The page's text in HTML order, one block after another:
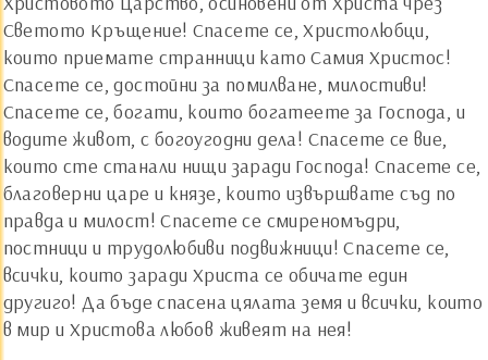
Светото Кръщение! Спасете се, Христолюбци,
които приемате странници като Самия Христос!
Спасете се, достойни за помилване, милостиви!
Спасете се, богати, които богатеете за Господа, и
водите живот, с богоугодни дела! Спасете се вие,
които сте станали нищи заради Господа! Спасете се,
благоверни царе и князе, които извършвате съд по
правда и милост! Спасете се смиреномъдри,
постници и трудолюбиви подвижници! Спасете се,
всички, които заради Христа се обичате един
другиго! Да бъде спасена цялата земя и всички, които
в мир и Христова любов живеят на нея!